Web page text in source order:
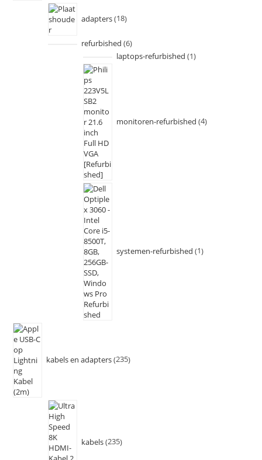
adapters 18
refurbished 6
laptops-refurbished 1
monitoren-refurbished 4
systemen-refurbished 1
kabels en adapters 235
kabels 235